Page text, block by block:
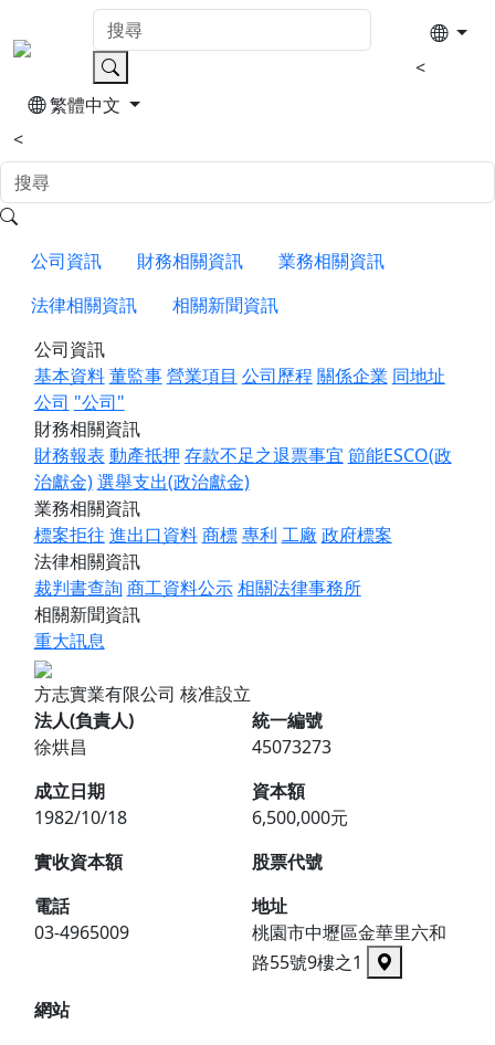
<
繁體中文
<
公司資訊 財務相關資訊
業務相關資訊
法律相關資訊
相關新聞資訊
公司資訊
基本資料董監事營業項目 公司歷程 關係企業 同地址
公司 "公司"
財務相關資訊
財務報表 動產抵押 存款不足之退票事宜 節能ESCO(政
治獻金)選舉支出(政治獻金)
業務相關資訊
標案拒往 進出口資料商標專利 工廠 政府標案
法律相關資訊
裁判書查詢 商工資料公示相關法律事務所
相關新聞資訊
重大訊息
方志實業有限公司 核准設立
法人(負責人)
徐烘昌
統一編號
45073273
成立日期
1982/10/18
資本額
6,500,000元
實收資本額
股票代號
電話
03-4965009
地址
桃園市中壢區金華里六和
路55號9樓之1
網站